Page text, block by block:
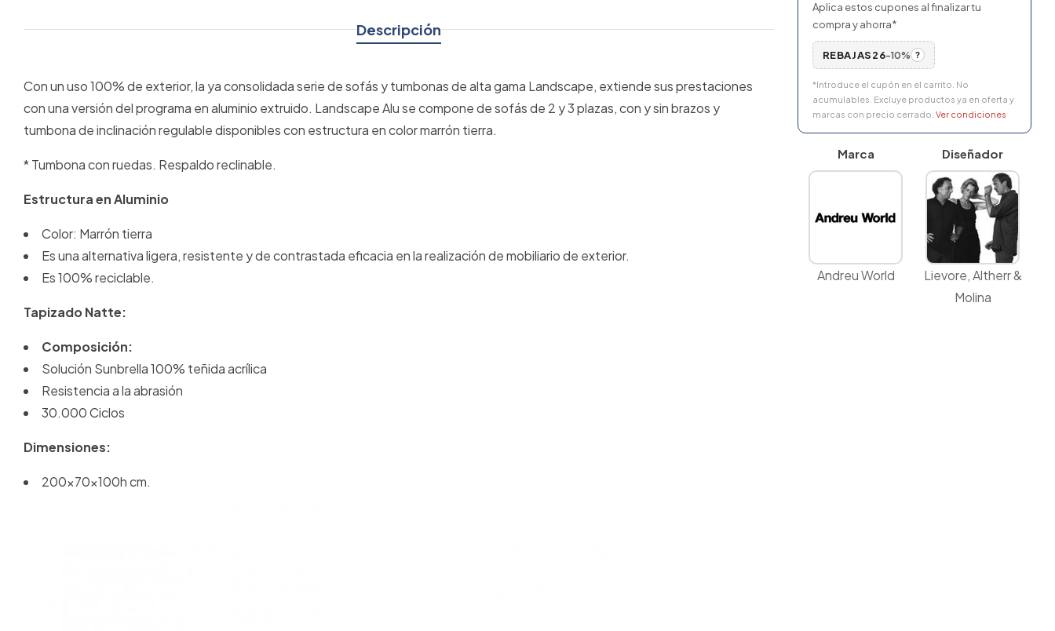
Descripción
Con un uso 100% de exterior, la ya consolidada serie de sofás y tumbonas de alta gama Landscape, extiende sus prestaciones
con una versión del programa en aluminio extruido. Landscape Alu se compone de sofás de 2 y 3 plazas, con y sin brazos y
tumbona de inclinación regulable disponibles con estructura en color marrón tierra.
* Tumbona con ruedas. Respaldo reclinable.
Estructura en Aluminio
Color: Marrón tierra
Es una alternativa ligera, resistente y de contrastada eficacia en la realización de mobiliario de exterior.
Es 100% reciclable.
Tapizado Natte:
Composición:
Solución Sunbrella 100% teñida acrílica
Resistencia a la abrasión
30.000 Ciclos
Dimensiones:
200x70x100h cm.
Aplica estos cupones al finalizar tu
compra y ahorra*
REBAJAS26-10% ?
*Introduce el cupón en el carrito. No
acumulables. Excluye productos ya en oferta y
marcas con precio cerrado. Ver condiciones
Marca
Andreu World
Diseñador
Lievore, Altherr &
Molina